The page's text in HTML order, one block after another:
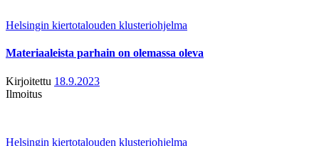
Helsingin kiertotalouden klusteriohjelma
Materiaaleista parhain on olemassa oleva
Kirjoitettu 18.9.2023
Ilmoitus
Helsingin kiertotalouden klusteriohjelma